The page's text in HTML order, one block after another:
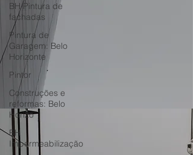
BH Pintura de
fachadas
Pintura de
Garagem: Belo
Horizonte
Pintor
Construções e
reformas: Belo
Horizo
BH
Impermeabilização